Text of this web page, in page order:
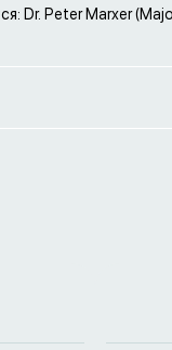
Dr. Peter Marxer